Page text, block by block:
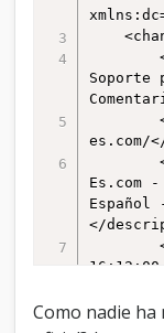
Soporte
es.com/
Es.com
Español
</
16:12:00
	</channel>
</rss>
Como nadie